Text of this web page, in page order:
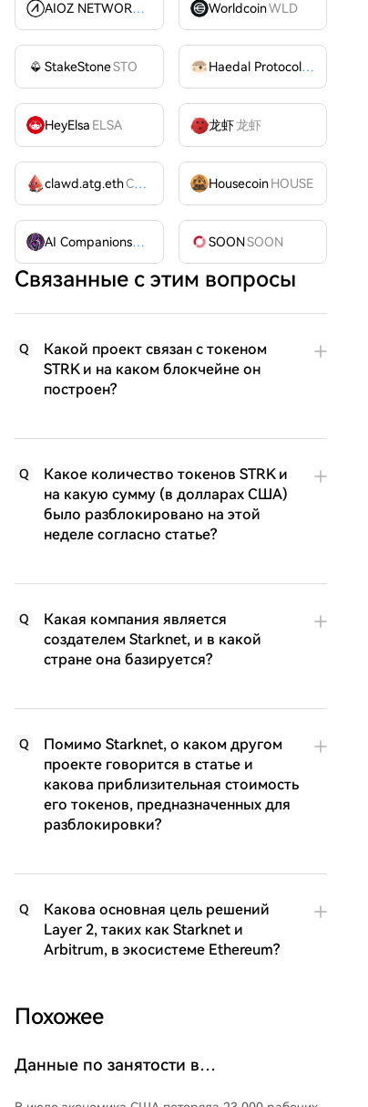
AIOZ NETWORK INC AIOZ WorldcoinWLD
StakeStoneSTO Haedal Protocol
HAEDAL
HeyElsa ELSA 龙虾龙虾
clawd.atg.ethCLAWD Housecoin HOUSE
AI Companions
AIC SOONSOON
Связанные с этим вопросы
Q
Какой проект связан с токеном
STRK и на каком блокчейне он
построен?
Q
Какое количество токенов STRK и
на какую сумму (в долларах США)
было разблокировано на этой
неделе согласно статье?
Q
Какая компания является
создателем Starknet, и в какой
стране она базируется?
Q
Помимо Starknet, о каком другом
проекте говорится в статье и
какова приблизительная стоимость
его токенов, предназначенных для
разблокировки?
Q
Какова основная цель решений
Layer 2, таких как Starknet и
Arbitrum, в экосистеме Ethereum?
Похожее
Данные по занятости в